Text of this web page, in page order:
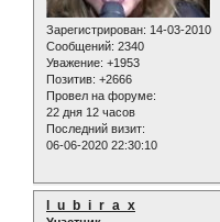
Зарегистрирован: 14-03-2010
Сообщений: 2340
Уважение: +1953
Позитив: +2666
Провел на форуме:
22 дня 12 часов
Последний визит:
06-06-2020 22:30:10
l_u_b_i_r_a_x